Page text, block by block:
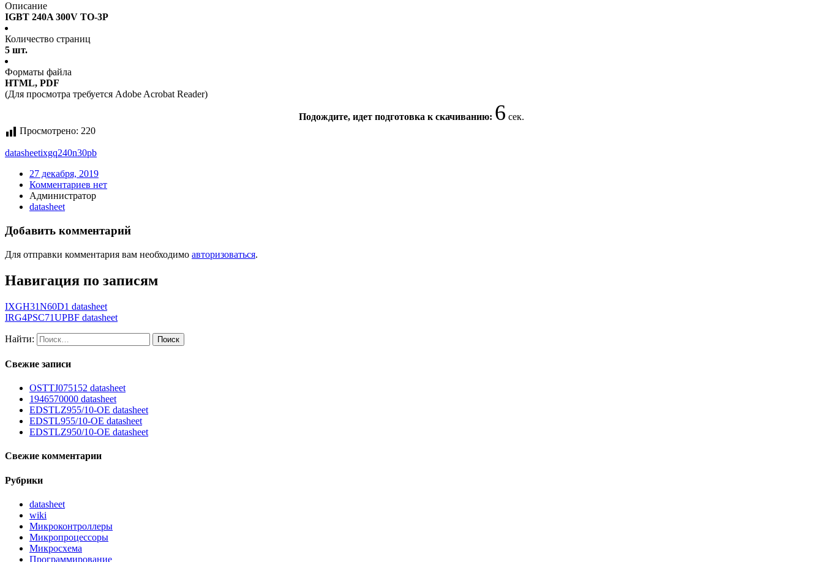
Описание
IGBT 240A 300V TO-3P
Количество страниц
5 шт.
Форматы файла
HTML, PDF
(Для просмотра требуется Adobe Acrobat Reader)
Подождите, идет подготовка к скачиванию: 5 сек.
Просмотрено: 220
datasheetixgq240n30pb
27 декабря, 2019
Комментариев нет
Администратор
datasheet
Добавить комментарий
Для отправки комментария вам необходимо авторизоваться.
Навигация по записям
IXGH31N60D1 datasheet
IRG4PSC71UPBF datasheet
Найти:
Свежие записи
OSTTJ075152 datasheet
1946570000 datasheet
EDSTLZ955/10-OE datasheet
EDSTL955/10-OE datasheet
EDSTLZ950/10-OE datasheet
Свежие комментарии
Рубрики
datasheet
wiki
Микроконтроллеры
Микропроцессоры
Микросхема
Программирование